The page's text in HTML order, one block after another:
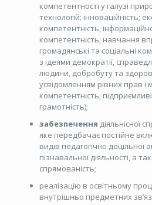
компетентності у галузі
технологій; інноваційність;
компетентність;
компетентність; навчання
громадянські та соціальні
з ідеями демократії,
людини, добробуту та
усвідомленням рівних прав
компетентність;
грамотність);
забезпечення діяльнісної
яке передбачає постійне
видів педагогічно доцільної
пізнавальної діяльності, а
спрямованість;
реалізацію в освітньому
внутрішньо предметних